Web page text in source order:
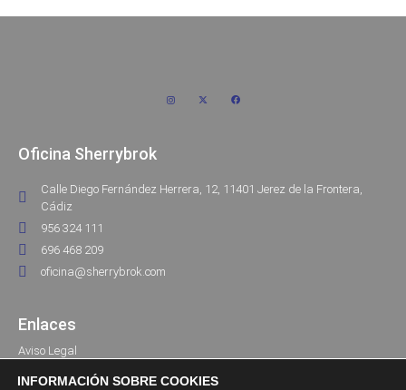
Oficina Sherrybrok
Calle Diego Fernández Herrera, 12, 11401 Jerez de la Frontera,
Cádiz
956 324 111
696 468 209
oficina@sherrybrok.com
Enlaces
Aviso Legal
Política de Privacidad
INFORMACIÓN SOBRE COOKIES